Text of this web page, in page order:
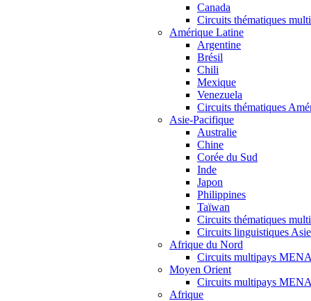
Canada
Circuits thématiques
Amérique Latine
Argentine
Brésil
Chili
Mexique
Venezuela
Circuits thématiques
Asie-Pacifique
Australie
Chine
Corée du Sud
Inde
Japon
Philippines
Taïwan
Circuits thématiques
Circuits linguistiques Asie
Afrique du Nord
Circuits multipays
Moyen Orient
Circuits multipays
Afrique